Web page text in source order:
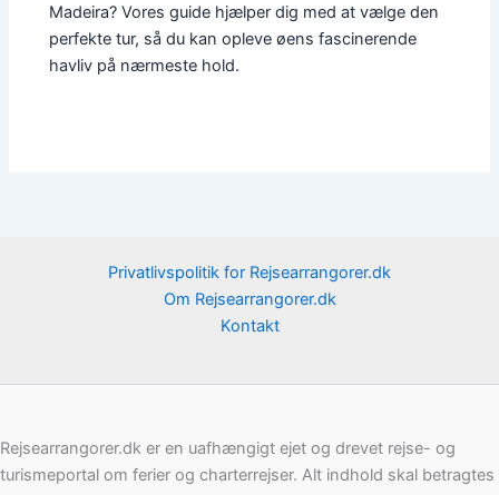
Madeira? Vores guide hjælper dig med at vælge den
perfekte tur, så du kan opleve øens fascinerende
havliv på nærmeste hold.
Privatlivspolitik for Rejsearrangorer.dk
Om Rejsearrangorer.dk
Kontakt
Rejsearrangorer.dk er en uafhængigt ejet og drevet rejse- og
turismeportal om ferier og charterrejser. Alt indhold skal betragtes